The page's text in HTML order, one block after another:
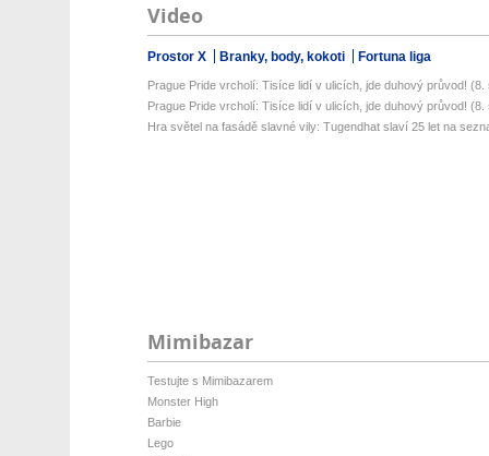
Video
Prostor X Branky, body, kokoti Fortuna liga
Prague Pride vrcholí: Tisíce lidí v ulicích, jde duhový průvod! (8.
Prague Pride vrcholí: Tisíce lidí v ulicích, jde duhový průvod! (8.
Hra světel na fasádě slavné vily: Tugendhat slaví 25 let na
Mimibazar
Testujte s Mimibazarem
Monster High
Barbie
Lego